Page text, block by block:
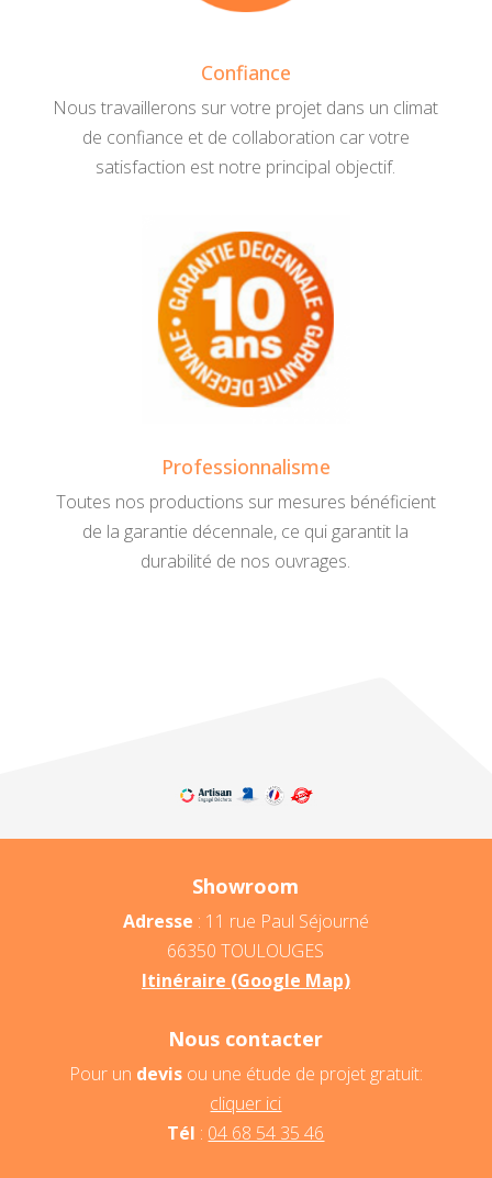
Confiance
Nous travaillerons sur votre projet dans un climat
de confiance et de collaboration car votre
satisfaction est notre principal objectif.
Professionnalisme
Toutes nos productions sur mesures bénéficient
de la garantie décennale, ce qui garantit la
durabilité de nos ouvrages.
Showroom
Adresse : 11 rue Paul Séjourné
66350 TOULOUGES
Itinéraire (Google Map)
Nous contacter
Pour un devisou une étude de projet gratuit:
cliquer ici
Tél : 04 68 54 35 46